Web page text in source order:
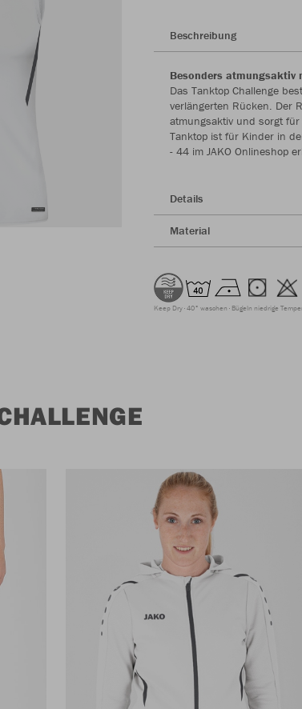
Beschreibung
Besonders
Das Tanktop Challenge
verlängerten Rücken. Der
atmungsaktiv und sorgt
Tanktop ist für Kinder in
- 44 im JAKO Onlineshop
Details
Material
Keep Dry 40° waschen Bügeln niedrige